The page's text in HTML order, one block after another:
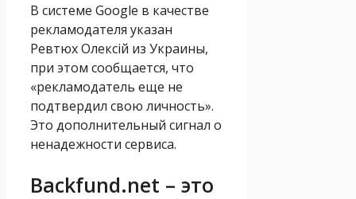
В системе Google в качестве
рекламодателя указан
Ревтюх Олексій из Украины,
при этом сообщается, что
«рекламодатель еще не
подтвердил свою личность».
Это дополнительный сигнал о
ненадежности сервиса.
Backfund.net – это